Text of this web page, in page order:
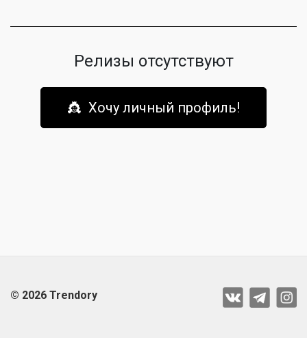
Релизы отсутствуют
👸 Хочу личный профиль!
© 2026 Trendory